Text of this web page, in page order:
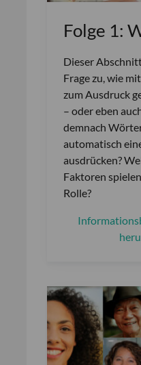
Folge 1:
Dieser
Frage zu, wie
zum Ausdruck
– oder eben
demnach
automatisch
ausdrücken?
Faktoren
Rolle?